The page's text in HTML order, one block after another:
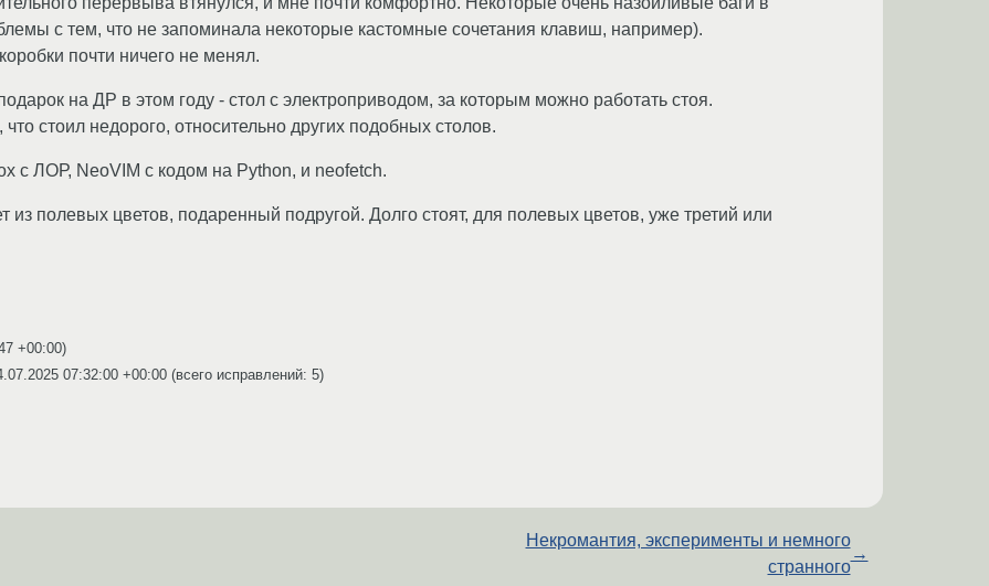
с тем, что не запоминала некоторые кастомные сочетания клавиш, например).
почти ничего не менял.
на ДР в этом году - стол с электроприводом, за которым можно работать стоя.
стоил недорого, относительно других подобных столов.
с ЛОР, NeoVIM с кодом на Python, и neofetch.
полевых цветов, подаренный подругой. Долго стоят, для полевых цветов, уже третий или
+00:00)
07:32:00 +00:00 (всего исправлений: 5)
Некромантия, эксперименты и немного
странного
→